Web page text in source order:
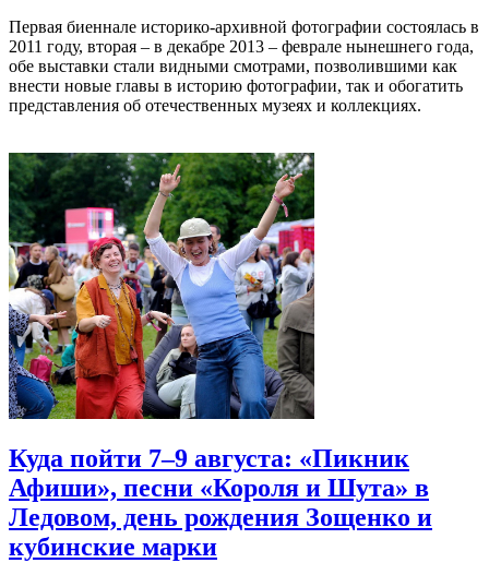
Первая биеннале историко-архивной фотографии состоялась в
2011 году, вторая – в декабре 2013 – феврале нынешнего года,
обе выставки стали видными смотрами, позволившими как
внести новые главы в историю фотографии, так и обогатить
представления об отечественных музеях и коллекциях.
Куда пойти 7–9 августа: «Пикник
Афиши», песни «Короля и Шута» в
Ледовом, день рождения Зощенко и
кубинские марки